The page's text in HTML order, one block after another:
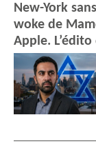
New-York
woke de
Apple.